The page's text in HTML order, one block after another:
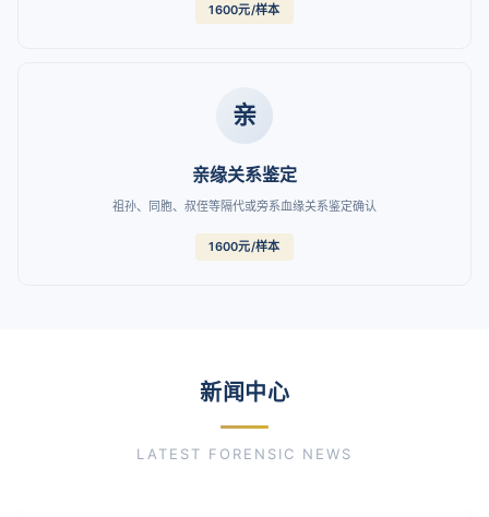
1600元/样本
亲
亲缘关系鉴定
祖孙、同胞、叔侄等隔代或旁系血缘关系鉴定确认
1600元/样本
新闻中心
LATEST FORENSIC NEWS